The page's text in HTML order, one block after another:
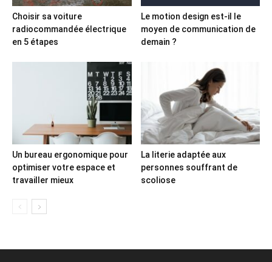
Choisir sa voiture
radiocommandée électrique
en 5 étapes
Le motion design est-il le
moyen de communication de
demain ?
Un bureau ergonomique pour
optimiser votre espace et
travailler mieux
La literie adaptée aux
personnes souffrant de
scoliose